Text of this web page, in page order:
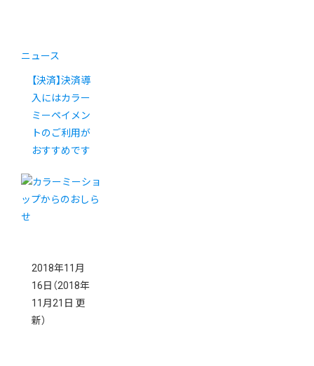
ニュース
【決済】決済導
入にはカラー
ミーペイメン
トのご利用が
おすすめです
2018年11月
16日 （2018年
11月21日 更
新）